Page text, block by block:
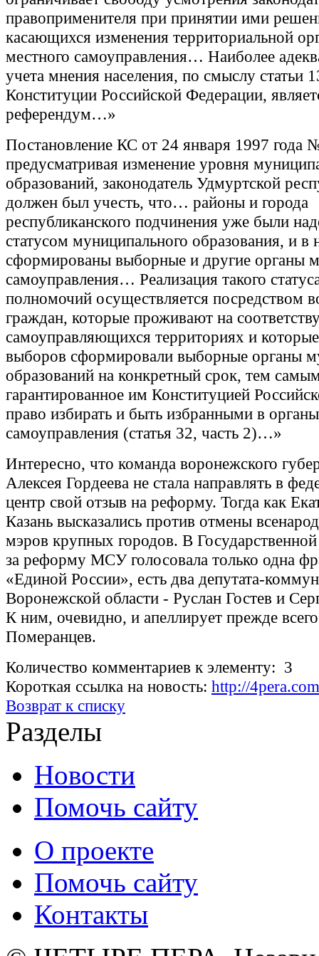
правоприменителя при принятии ими
касающихся изменения территориальной
местного самоуправления… Наиболее
учета мнения населения, по смыслу статьи
Конституции Российской Федерации,
референдум…»
Постановление КС от 24 января 1997
предусматривая изменение уровня
образований, законодатель Удмуртской
должен был учесть, что… районы и города
республиканского подчинения уже были
статусом муниципального образования, и в
сформированы выборные и другие органы
самоуправления… Реализация такого
полномочий осуществляется посредством
граждан, которые проживают на
самоуправляющихся территориях и
выборов сформировали выборные органы
образований на конкретный срок, тем
гарантированное им Конституцией
право избирать и быть избранными в
самоуправления (статья 32, часть 2)…»
Интересно, что команда воронежского
Алексея Гордеева не стала направлять в
центр свой отзыв на реформу. Тогда как
Казань высказались против отмены
мэров крупных городов. В
за реформу МСУ голосовала только одна
«Единой России», есть два депутата-
Воронежской области - Руслан Гостев и
К ним, очевидно, и апеллирует прежде
Померанцев.
Количество комментариев к элементу: 3
Короткая ссылка на новость: http://
Возврат к списку
Разделы
Новости
Помочь сайту
О проекте
Помочь сайту
Контакты